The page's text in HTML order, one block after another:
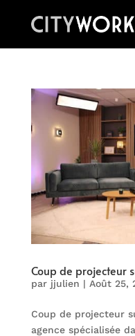
Coup de projecteur
par jjulien | Août 25,
Coup de projecteur
agence spécialisée